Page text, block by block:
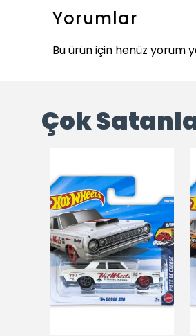
Yorumlar
Bu ürün için henüz yorum
Çok